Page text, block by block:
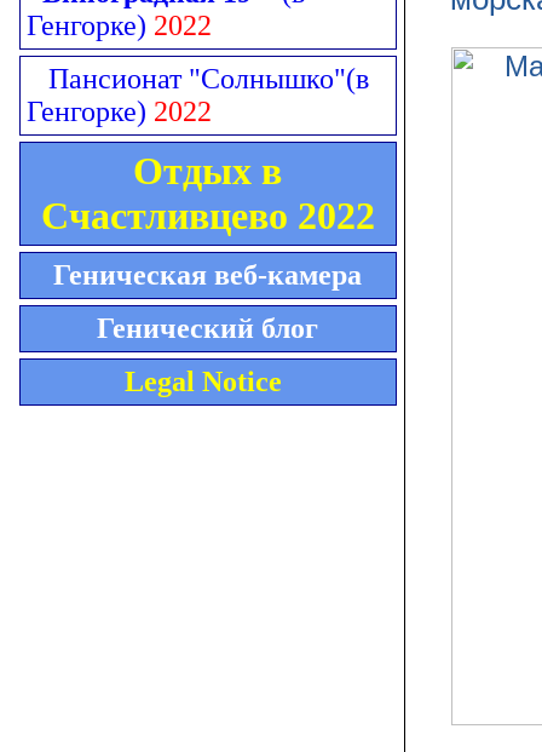
Генгорке) 2022
Пансионат "Солнышко"(в
Генгорке) 2022
Отдых в
Счастливцево 2022
Геническая веб-камера
Генический блог
Legal Notice